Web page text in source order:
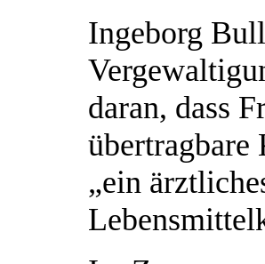
Ingeborg
daran, dass
übertragbare
„ein